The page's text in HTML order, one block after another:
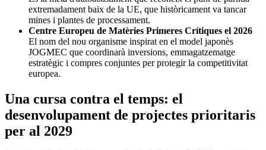
extremadament baix de la UE, que històricament va tancar
mines i plantes de processament.
Centre Europeu de Matèries Primeres Crítiques el 2026
El nom del nou organisme inspirat en el model japonès
JOGMEC que coordinarà inversions, emmagatzematge
estratègic i compres conjuntes per protegir la competitivitat
europea.
Una cursa contra el temps: el
desenvolupament de projectes prioritaris
per al 2029